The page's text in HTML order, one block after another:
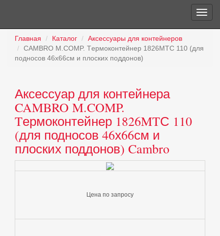
Главная Каталог
Аксессуары для контейнеров
CAMBRO M.COMP. Tермоконтейнер 1826MTС 110 (для
подносов 46х66см и плоских поддонов)
Аксессуар для контейнера
CAMBRO M.COMP.
Tермоконтейнер 1826MTС 110
(для подносов 46х66см и
плоских поддонов) Cambro
Цена по запросу